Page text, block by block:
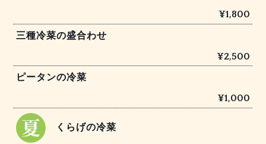
¥1,800
三種冷菜の盛合わせ
¥2,500
ピータンの冷菜
¥1,000
くらげの冷菜